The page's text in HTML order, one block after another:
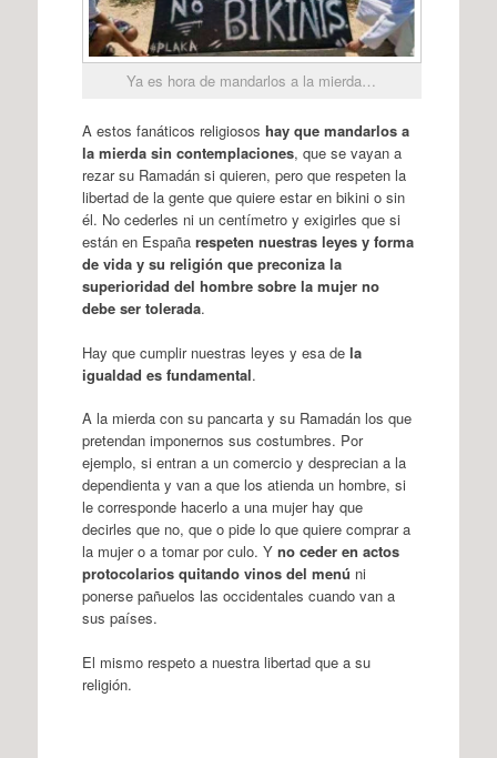
Ya es hora de mandarlos a la mierda…
A estos fanáticos religiosos hay que mandarlos a
la mierda sin contemplaciones, que se vayan a
rezar su Ramadán si quieren, pero que respeten la
libertad de la gente que quiere estar en bikini o sin
él. No cederles ni un centímetro y exigirles que si
están en España respeten nuestras leyes y forma
de vida y su religión que preconiza la
superioridad del hombre sobre la mujer no
debe ser tolerada.
Hay que cumplir nuestras leyes y esa de la
igualdad es fundamental.
A la mierda con su pancarta y su Ramadán los que
pretendan imponernos sus costumbres. Por
ejemplo, si entran a un comercio y desprecian a la
dependienta y van a que los atienda un hombre, si
le corresponde hacerlo a una mujer hay que
decirles que no, que o pide lo que quiere comprar a
la mujer o a tomar por culo. Y no ceder en actos
protocolarios quitando vinos del menú ni
ponerse pañuelos las occidentales cuando van a
sus países.
El mismo respeto a nuestra libertad que a su
religión.